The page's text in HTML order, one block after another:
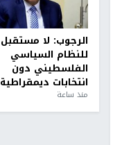
الرجوب: لا مستقبل
للنظام السياسي
الفلسطيني دون
انتخابات ديمقراطية
منذ ساعة